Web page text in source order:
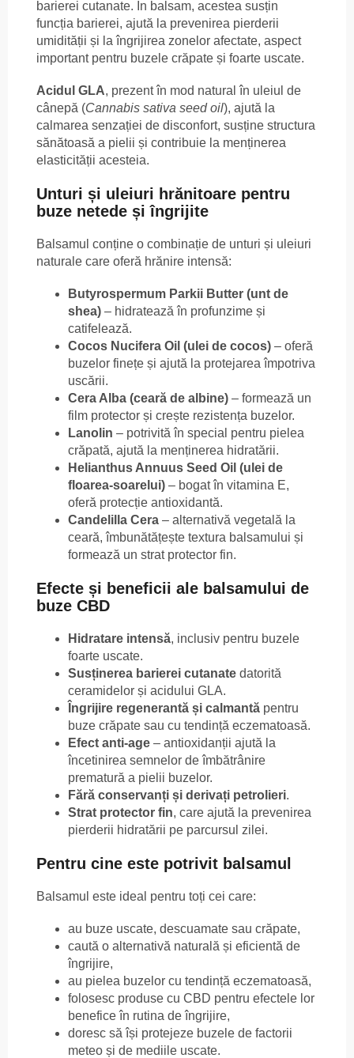
barierei cutanate. În balsam, acestea susțin
funcția barierei, ajută la prevenirea pierderii
umidității și la îngrijirea zonelor afectate, aspect
important pentru buzele crăpate și foarte uscate.
Acidul GLA, prezent în mod natural în uleiul de
cânepă (Cannabis sativa seed oil), ajută la
calmarea senzației de disconfort, susține structura
sănătoasă a pielii și contribuie la menținerea
elasticității acesteia.
Unturi și uleiuri hrănitoare pentru
buze netede și îngrijite
Balsamul conține o combinație de unturi și uleiuri
naturale care oferă hrănire intensă:
Butyrospermum Parkii Butter (unt de
shea) – hidratează în profunzime și
catifelează.
Cocos Nucifera Oil (ulei de cocos) – oferă
buzelor finețe și ajută la protejarea împotriva
uscării.
Cera Alba (ceară de albine) – formează un
film protector și crește rezistența buzelor.
Lanolin – potrivită în special pentru pielea
crăpată, ajută la menținerea hidratării.
Helianthus Annuus Seed Oil (ulei de
floarea-soarelui) – bogat în vitamina E,
oferă protecție antioxidantă.
Candelilla Cera – alternativă vegetală la
ceară, îmbunătățește textura balsamului și
formează un strat protector fin.
Efecte și beneficii ale balsamului de
buze CBD
Hidratare intensă, inclusiv pentru buzele
foarte uscate.
Susținerea barierei cutanate datorită
ceramidelor și acidului GLA.
Îngrijire regenerantă și calmantă pentru
buze crăpate sau cu tendință eczematoasă.
Efect anti-age – antioxidanții ajută la
încetinirea semnelor de îmbătrânire
prematură a pielii buzelor.
Fără conservanți și derivați petrolieri.
Strat protector fin, care ajută la prevenirea
pierderii hidratării pe parcursul zilei.
Pentru cine este potrivit balsamul
Balsamul este ideal pentru toți cei care:
au buze uscate, descuamate sau crăpate,
caută o alternativă naturală și eficientă de
îngrijire,
au pielea buzelor cu tendință eczematoasă,
folosesc produse cu CBD pentru efectele lor
benefice în rutina de îngrijire,
doresc să își protejeze buzele de factorii
meteo și de mediile uscate.